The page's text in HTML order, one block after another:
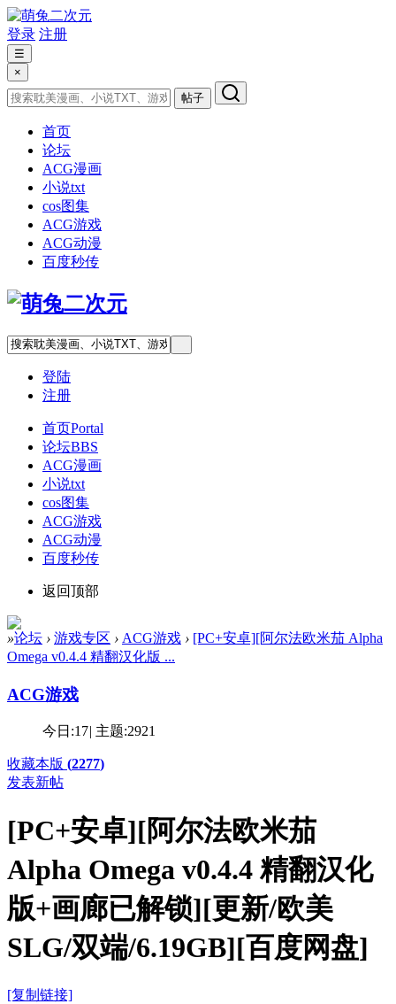
登录 注册
☰
×
帖子
首页
论坛
ACG漫画
小说txt
cos图集
ACG游戏
ACG动漫
百度秒传
登陆
注册
首页Portal
论坛BBS
ACG漫画
小说txt
cos图集
ACG游戏
ACG动漫
百度秒传
返回顶部
»论坛 › 游戏专区 › ACG游戏 › [PC+安卓][阿尔法欧米茄 Alpha
Omega v0.4.4 精翻汉化版 ...
ACG游戏
今日:17| 主题:2921
收藏本版 (2277)
发表新帖
[PC+安卓][阿尔法欧米茄
Alpha Omega v0.4.4 精翻汉化
版+画廊已解锁][更新/欧美
SLG/双端/6.19GB][百度网盘]
[复制链接]